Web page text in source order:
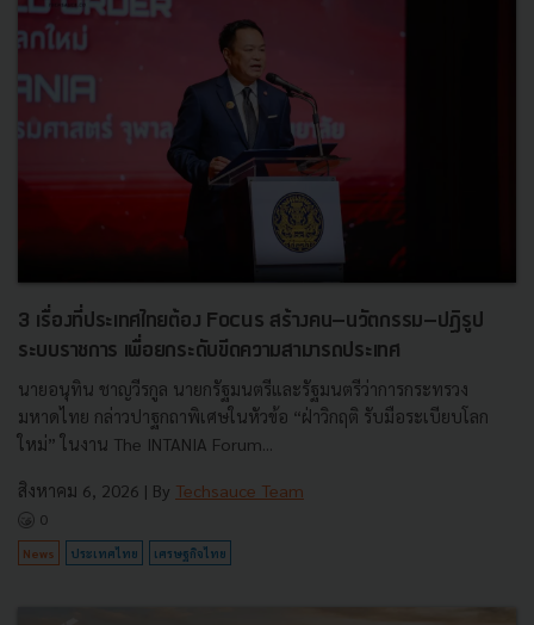
3 เรื่องที่ประเทศไทยต้อง Focus สร้างคน–นวัตกรรม–ปฏิรูป
ระบบราชการ เพื่อยกระดับขีดความสามารถประเทศ
นายอนุทิน ชาญวีรกูล นายกรัฐมนตรีและรัฐมนตรีว่าการกระทรวง
มหาดไทย กล่าวปาฐกถาพิเศษในหัวข้อ “ฝ่าวิกฤติ รับมือระเบียบโลก
ใหม่” ในงาน The INTANIA Forum...
สิงหาคม 6, 2026 | By Techsauce Team
0
News ประเทศไทย เศรษฐกิจไทย